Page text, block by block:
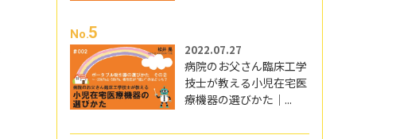
No.5
2022.07.27
病院のお父さん臨床工学
技士が教える小児在宅医
療機器の選びかた｜...